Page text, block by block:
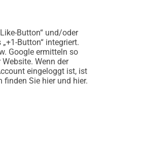
Button“ und/oder
Button“ integriert.
Google ermitteln so
Wenn der
eingeloggt ist, ist
finden Sie hierund hier.